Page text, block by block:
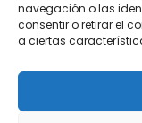
navegación o las
consentir o retirar el
a ciertas
calle Compañía, nº
29008 Málaga
Mail:
Website: https://